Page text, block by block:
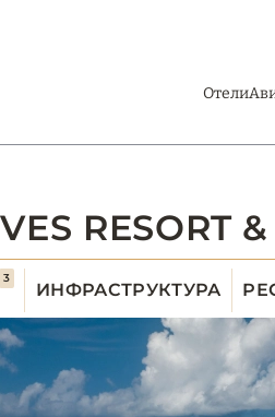
Отели
RESORT
3
ИНФРАСТРУКТУРА